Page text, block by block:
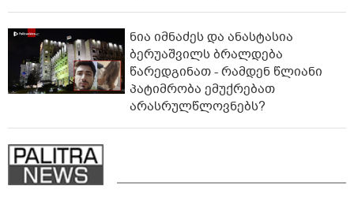
ნია იმნაძეს და ანასტასია
ბერუაშვილს ბრალდება
წარედგინათ - რამდენ წლიანი
პატიმრობა ემუქრებათ
არასრულწლოვნებს?